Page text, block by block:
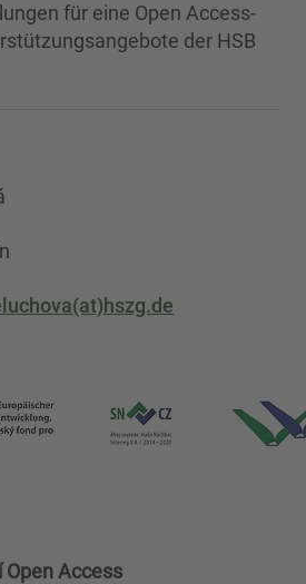
für eine Open Access-
der HSB
Open Access